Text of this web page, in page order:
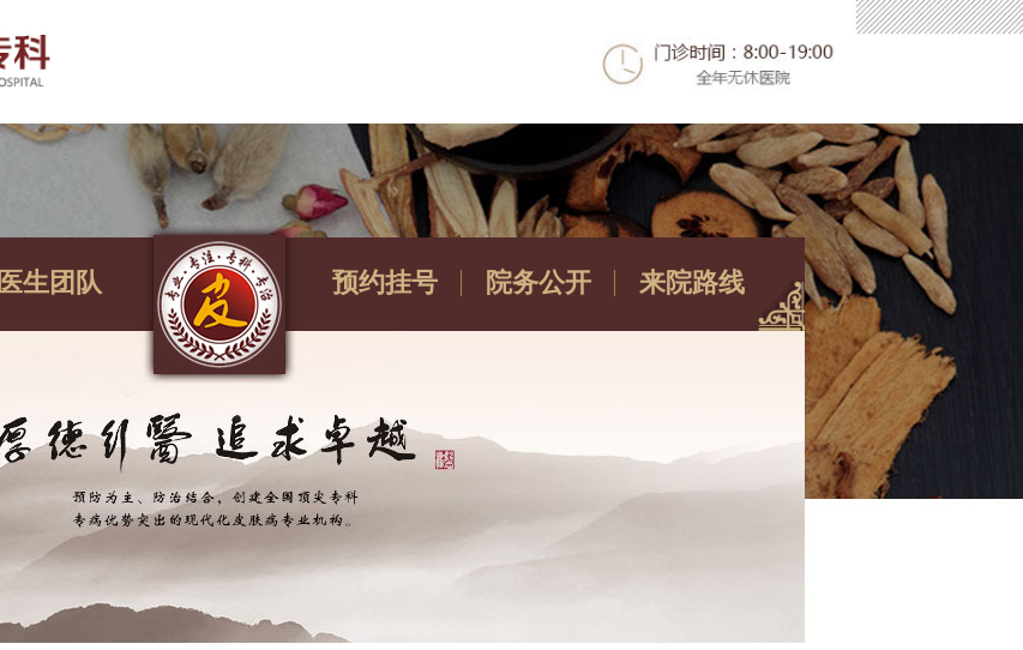
医生团队 预约挂号 院务公开 来院路线